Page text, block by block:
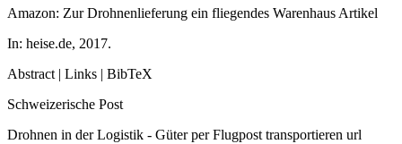
Amazon: Zur Drohnenlieferung ein fliegendes WarenhausArtikel
In: heise.de, 2017.
Abstract| Links
BibTeX
Schweizerische Post
Drohnen in der Logistik - Güter per Flugpost transportieren url